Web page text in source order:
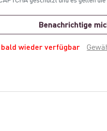
Benachrichtige
bald wieder verfügbar